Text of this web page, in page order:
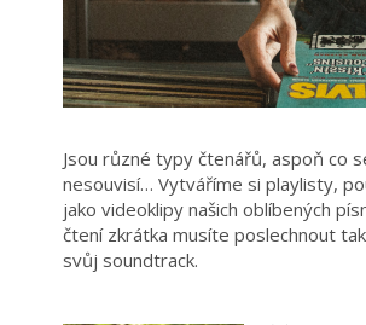
Jsou různé typy čtenářů, aspoň co
nesouvisí… Vytváříme si playlisty,
jako videoklipy našich oblíbených
čtení zkrátka musíte poslechnout
svůj soundtrack.